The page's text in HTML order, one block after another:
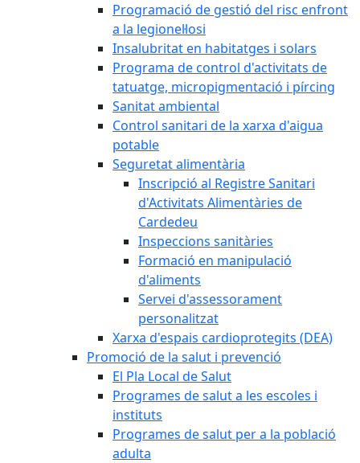
Programació de gestió del risc enfront
a la legionel·losi
Insalubritat en habitatges i solars
Programa de control d'activitats de
tatuatge, micropigmentació i pírcing
Sanitat ambiental
Control sanitari de la xarxa d'aigua
potable
Seguretat alimentària
Inscripció al Registre Sanitari
d'Activitats Alimentàries de
Cardedeu
Inspeccions sanitàries
Formació en manipulació
d'aliments
Servei d'assessorament
personalitzat
Xarxa d'espais cardioprotegits (DEA)
Promoció de la salut i prevenció
El Pla Local de Salut
Programes de salut a les escoles i
instituts
Programes de salut per a la població
adulta